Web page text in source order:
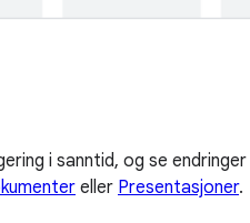
i sanntid, og se endringer
eller Presentasjoner.